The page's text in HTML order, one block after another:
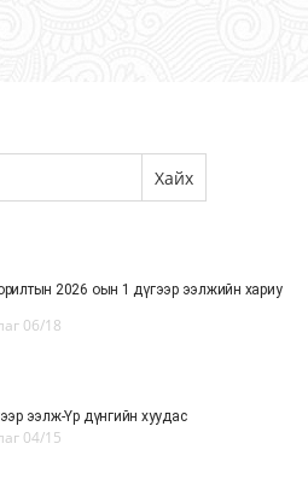
2026 оын 1 дүгээр ээлжийн хариу
06/18
ээлж-Үр дүнгийн хуудас
04/15